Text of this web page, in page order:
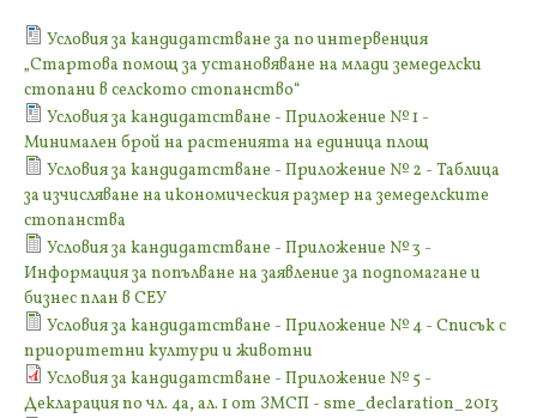
Условия за кандидатстване за по интервенция
„Стартова помощ за установяване на млади земеделски
стопани в селското стопанство“
Условия за кандидатстване - Приложение № 1 -
Минимален брой на растенията на единица площ
Условия за кандидатстване - Приложение № 2 - Таблица
за изчисляване на икономическия размер на земеделските
стопанства
Условия за кандидатстване - Приложение № 3 -
Информация за попълване на заявление за подпомагане и
бизнес план в СЕУ
Условия за кандидатстване - Приложение № 4 - Списък с
приоритетни култури и животни
Условия за кандидатстване - Приложение № 5 -
Декларация по чл. 4а, ал. 1 от ЗМСП - sme_declaration_2013